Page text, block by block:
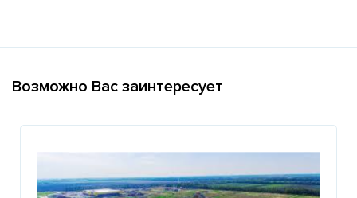
Возможно Вас заинтересует